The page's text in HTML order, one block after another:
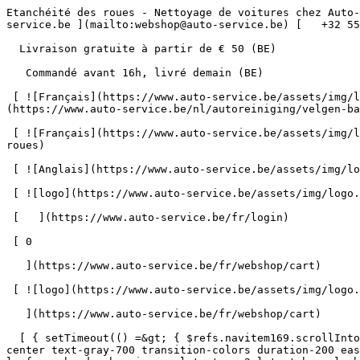
Etanchéité des roues - Nettoyage de voitures chez Auto-Service      = 170" class="bg-neutral-50 text-gray-800 antialiased" id="pg-201" &gt;   [    webshop@auto-service.be ](mailto:webshop@auto-service.be) [   +32 55 31 48 05 ](tel:+3255314805) 

  Livraison gratuite à partir de € 50 (BE) 

   Commandé avant 16h, livré demain (BE) 

 [ ![Français](https://www.auto-service.be/assets/img/locales/fr.svg) fr  ](#) [ ![Néerlandais](https://www.auto-service.be/assets/img/locales/nl.svg) Néerlandais ](https://www.auto-service.be/nl/autoreiniging/velgen-banden/velgenverzegeling) 

 [ ![Français](https://www.auto-service.be/assets/img/locales/fr.svg) Français ](https://www.auto-service.be/fr/nettoyage-de-voitures/jantes-et-pneus/etancheite-des-roues) 

 [ ![Anglais](https://www.auto-service.be/assets/img/locales/en.svg) Anglais ](https://www.auto-service.be/en/car-cleaning/rims-tires/wheel-seal) 

 [ ![logo](https://www.auto-service.be/assets/img/logo.svg) ](https://www.auto-service.be/fr) 

 [   ](https://www.auto-service.be/fr/login) 

 [ 0 

   ](https://www.auto-service.be/fr/webshop/cart)

 [ ![logo](https://www.auto-service.be/assets/img/logo.svg) ](https://www.auto-service.be/fr) [   ](https://www.auto-service.be/fr/login)     [ 0 

   ](https://www.auto-service.be/fr/webshop/cart)

  [ { setTimeout(() =&gt; { $refs.navitem169.scrollIntoView({ behavior: 'smooth', block: 'start' }); }, 300); }); }" class="relative z-30 flex items-center p-4 text-center text-gray-700 transition-colors duration-200 ease-out lg:h-full lg:border-b-4 lg:px-0 lg:pt-\[4px\] lg:pb-0 lg:text-xs lg:font-medium lg:text-gray-800 lg:focus:border-b-primary xl:text-sm 2xl:text-base lg:border-b-gray-700" &gt; Nettoyage de voitures      

 ](https://www.auto-service.be/fr/nettoyage-de-voitures) **Nettoyage de voitures** 

 [    ![Extérieur](https://www.auto-service.be/assets/media/30740/conversions/exterieur-navthumb.jpg)  

 Extérieur 

 ](https://www.auto-service.be/fr/nettoyage-de-voitures/exterieur) [    ![Shampooing auto](https://www.auto-service.be/assets/media/30734/conversions/autoshampoo-navthumb.jpg)  

 Shampooing auto 

 ](https://www.auto-service.be/fr/nettoyage-de-voitures/shampooing-auto) [    ![Intérieur](https://www.auto-service.be/assets/media/30732/conversions/interieur-navthumb.jpg)  

 Intérieur 

 ](https://www.auto-service.be/fr/nettoyage-de-voitures/interieur) [    ![Sellerie cuir](https://www.auto-service.be/assets/media/30721/conversions/lederen-bekleding-navthumb.jpg)  

 Sellerie cuir 

 ](https://www.auto-service.be/fr/nettoyage-de-voitures/sellerie-cuir) [    ![Jantes et pneus](https://www.auto-service.be/assets/media/30719/conversions/velgen-banden-navthumb.jpg)  

 Jantes et pneus 

 ](https://www.auto-service.be/fr/nettoyage-de-voitures/jantes-et-pneus) [    ![Polissage](https://www.auto-service.be/assets/media/30717/conversions/polijsten-navthumb.jpg)  

 Polissage 

 ](https://www.auto-service.be/fr/nettoyage-de-voitures/polissage) [    ![Vitres](https://www.auto-service.be/assets/media/30715/conversions/ruiten-navthumb.jpg)  

 Vitres 

 ](https://www.auto-service.be/fr/nettoyage-de-voitures/vitres) [    ![Cire et protection](https://www.auto-service.be/assets/media/30713/conversions/wax-protect-navthumb.jpg)  

 Cire et protection 

 ](https://www.auto-service.be/fr/nettoyage-de-voitures/cire-et-